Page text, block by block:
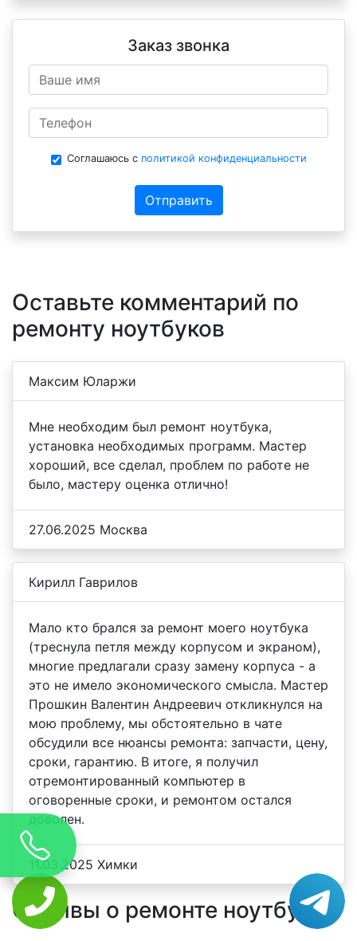
Заказ звонка
Соглашаюсь с политикой конфиденциальности
Отправить
Оставьте комментарий по
ремонту ноутбуков
Максим Юларжи
Мне необходим был ремонт ноутбука,
установка необходимых программ. Мастер
хороший, все сделал, проблем по работе не
было, мастеру оценка отлично!
27.06.2025 Москва
Кирилл Гаврилов
Мало кто брался за ремонт моего ноутбука
(треснула петля между корпусом и экраном),
многие предлагали сразу замену корпуса - а
это не имело экономического смысла. Мастер
Прошкин Валентин Андреевич откликнулся на
мою проблему, мы обстоятельно в чате
обсудили все нюансы ремонта: запчасти, цену,
сроки, гарантию. В итоге, я получил
отремонтированный компьютер в
оговоренные сроки, и ремонтом остался
доволен.
11.03.2025 Химки
Отзывы о ремонте ноутбуков